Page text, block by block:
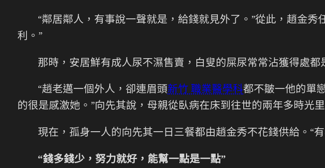
“鄰居鄰人，有事說一聲就是，給錢就見外了。”從此，趙金
利。”
那時，安居鮮有成人尿不濕售賣，白叟的屎尿常常沾獲得處都
“趙老邁一個外人，卻連眉頭新竹 職業醫學科都不皺一他的單
的很是感激她。”向先其說，母親從臥病在床到往世的兩年多時光
現在，孤身一人的向先其一日三餐都由趙金秀不花錢供給。“
“錢多錢少，努力就好，能幫一點是一點”